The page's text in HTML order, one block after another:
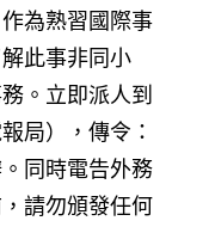
為熟習國際事
此事非同小
。立即派人到
局），傳令：
同時電告外務
請勿頒發任何